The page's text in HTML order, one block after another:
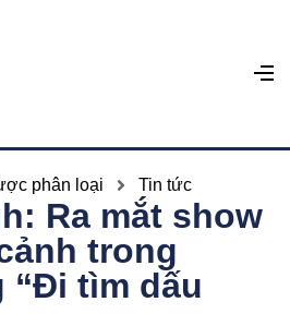
phân loại Tin tức
Ra mắt show
trong
“Đi tìm dấu